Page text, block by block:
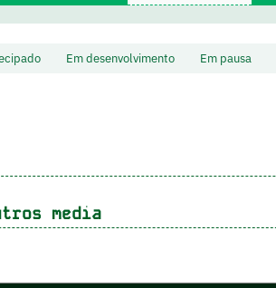
Em desenvolvimento Em pausa
media